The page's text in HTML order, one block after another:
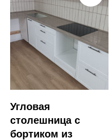
Угловая
столешница с
бортиком из